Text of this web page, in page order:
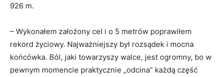
926 m.
– Wykonałem założony cel i o 5 metrów poprawiłem
rekord życiowy. Najważniejszy był rozsądek i mocna
końcówka. Ból, jaki towarzyszy walce, jest ogromny, bo w
pewnym momencie praktycznie „odcina” każdą część